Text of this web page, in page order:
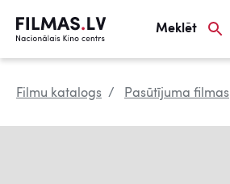
Meklēt
Filmu katalogs Pasūtījuma filmas